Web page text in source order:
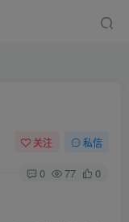
关注 私信
0 77 0